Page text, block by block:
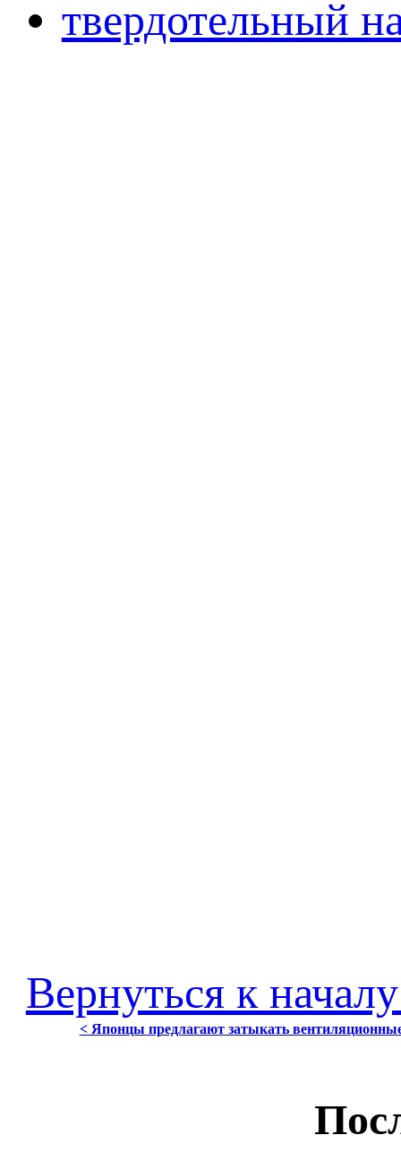
твердотельный
Вернуться к
< Японцы предлагают затыкать